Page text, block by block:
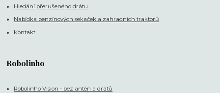
Hledání přerušeného drátu
Nabídka benzínových sekaček a zahradních traktorů
Kontakt
Robolinho
Robolinho Vision - bez antén a drátů